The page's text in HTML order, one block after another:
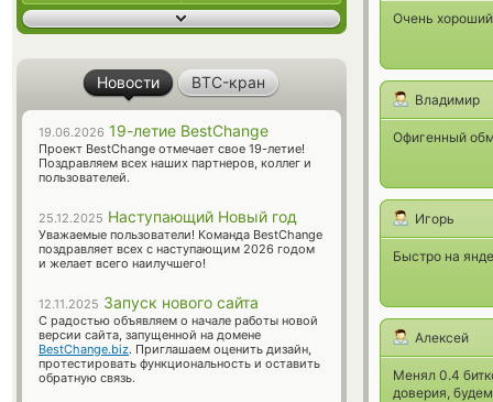
Очень
Владимир
Офигенный
Игорь
Быстро на
Алексей
Менял 0.4
доверия,
Новости BTC-кран
19.06.2026 19-летие BestChange
Проект BestChange отмечает свое 19-летие!
Поздравляем всех наших партнеров, коллег и
пользователей.
25.12.2025 Наступающий Новый год
Уважаемые пользователи! Команда BestChange
поздравляет всех с наступающим 2026 годом
и желает всего наилучшего!
12.11.2025 Запуск нового сайта
С радостью объявляем о начале работы новой
версии сайта, запущенной на домене
BestChange.biz. Приглашаем оценить дизайн,
протестировать функциональность и оставить
обратную связь.